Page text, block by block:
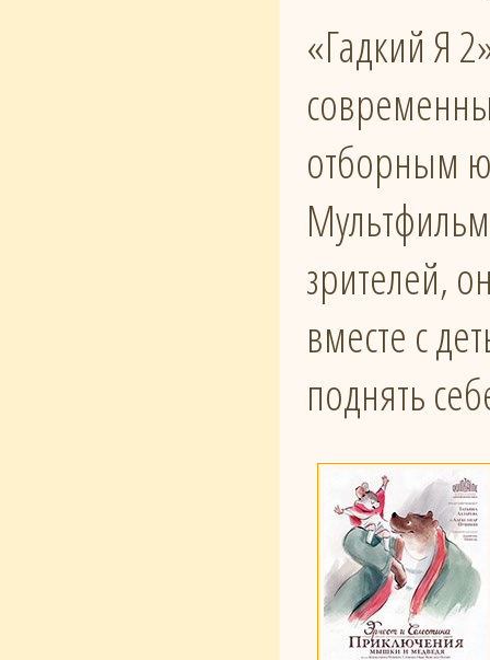
«Гадкий Я
отборным
зрителей,
вместе с
поднять